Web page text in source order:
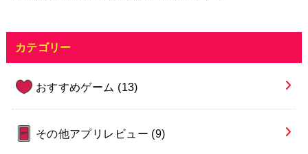
カテゴリー
おすすめゲーム (13)
その他アプリレビュー (9)